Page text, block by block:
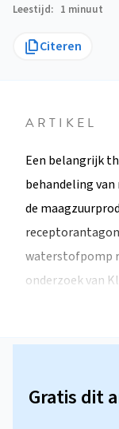
Leestijd 1 minuut
Citeren
ARTIKEL
Een belangrijk
behandeling
de
waterstofpomp
onderzoek van
Gratis dit